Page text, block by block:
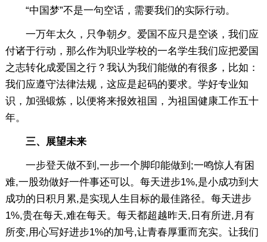
“中国梦”不是一句空话，需要我们的实际行动。
一万年太久，只争朝夕。爱国不应只是空谈，我们应
付诸于行动，那么作为职业学校的一名学生我们应把爱国
之志转化成爱国之行？我认为我们能做的有很多，比如：
我们应遵守法律法规，这应是起码的要求。学好专业知
识，加强锻炼，以便将来报效祖国，为祖国健康工作五十
年。
三、展望未来
一步登天做不到,一步一个脚印能做到;一鸣惊人有困
难,一股劲做好一件事还可以。每天进步1%,是小成功到大
成功的日积月累,是实现人生目标的最佳路径。每天进步
1%,贵在每天,难在每天。每天都超越昨天,日有所进,月有
所变,用心写好进步1%的加号,让青春厚重而充实。让我们